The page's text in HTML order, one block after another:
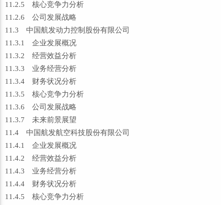
11.2.5 核心竞争力分析
11.2.6 公司发展战略
11.3 中国航发动力控制股份有限公司
11.3.1 企业发展概况
11.3.2 经营效益分析
11.3.3 业务经营分析
11.3.4 财务状况分析
11.3.5 核心竞争力分析
11.3.6 公司发展战略
11.3.7 未来前景展望
11.4 中国航发航空科技股份有限公司
11.4.1 企业发展概况
11.4.2 经营效益分析
11.4.3 业务经营分析
11.4.4 财务状况分析
11.4.5 核心竞争力分析